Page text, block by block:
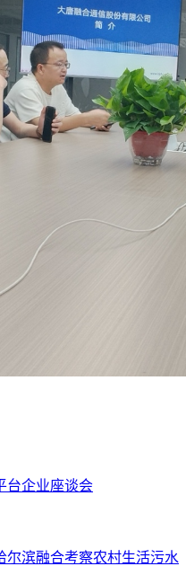
台企业座谈会
尔滨融合考察农村生活污水